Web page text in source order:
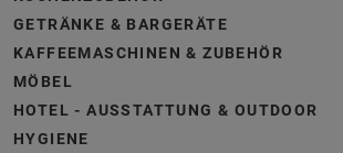
GETRÄNKE & BARGERÄTE
KAFFEEMASCHINEN & ZUBEHÖR
MÖBEL
HOTEL - AUSSTATTUNG & OUTDOOR
HYGIENE